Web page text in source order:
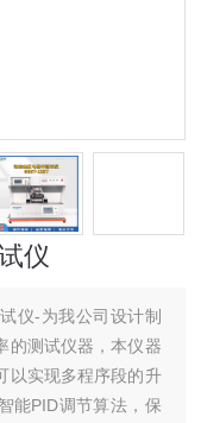
仪
仪-为我公司设计制
的测试仪器，本仪器
以实现多程序段的升
能PID调节算法，保